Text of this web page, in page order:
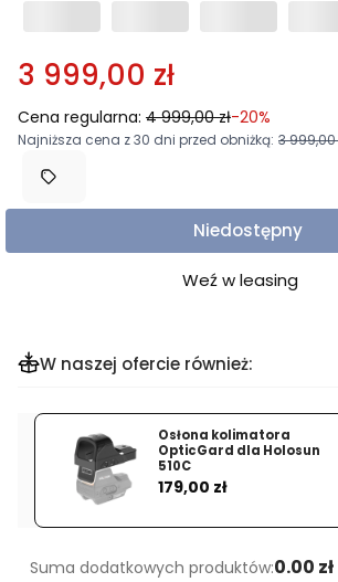
3 999,00 zł
Cena regularna: 4 999,00 zł-20%
Najniższa cena z 30 dni przed obniżką: 3 999,00
Niedostępny
Weź w leasing
W naszej ofercie również:
Osłona kolimatora
OpticGard dla Holosun
510C
Cena
179,00 zł
Suma dodatkowych produktów:0.00 zł